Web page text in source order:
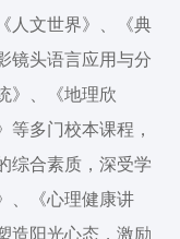
人文世界》、《典
镜头语言应用与分
》、《地理欣
等多门校本课程，
综合素质，深受学
、《心理健康讲
造阳光心态，激励